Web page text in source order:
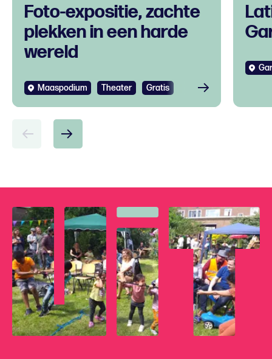
Foto-expositie, zachte
plekken in een harde
wereld
Maaspodium Theater Gratis